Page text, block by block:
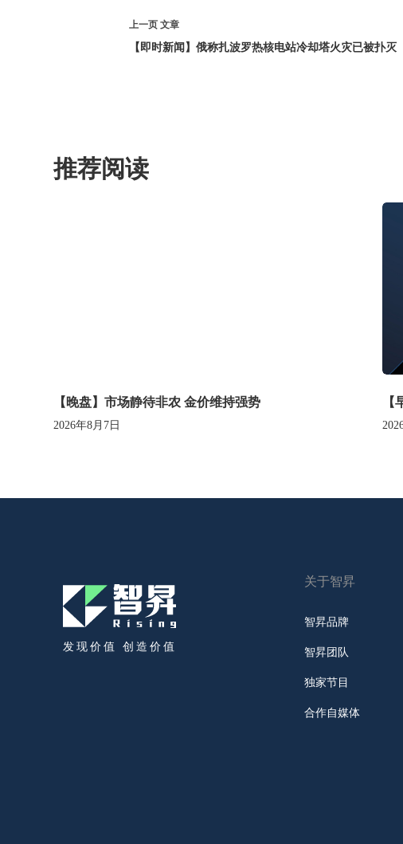
上一页文章
【即时新闻】俄称扎波罗热核电站冷却塔火灾已被扑灭
推荐阅读
【晚盘】市场静待非农 金价维持强势
2026年8月7日
发现价值 创造价值
关于智昇
智昇品牌
智昇团队
独家节目
合作自媒体